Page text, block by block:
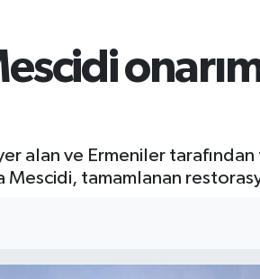
13.768
48
alan ve Ermeniler
tamamlanan